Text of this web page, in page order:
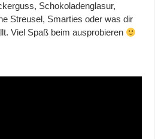
Schokoladenglasur,
Streusel, Smarties oder was dir
Viel Spaß beim ausprobieren